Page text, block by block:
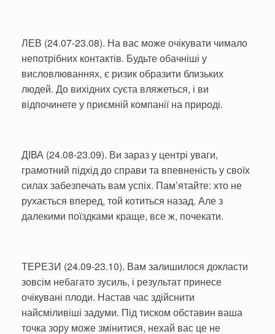
ЛЕВ (24.07-23.08). На вас може очікувати чимало
непотрібних контактів. Будьте обачніші у
висловлюваннях, є ризик образити близьких
людей. До вихідних суєта вляжеться, і ви
відпочинете у приємній компанії на природі.
ДІВА (24.08-23.09). Ви зараз у центрі уваги,
грамотний підхід до справи та впевненість у своїх
силах забезпечать вам успіх. Пам’ятайте: хто не
рухається вперед, той котиться назад. Але з
далекими поїздками краще, все ж, почекати.
ТЕРЕЗИ (24.09-23.10). Вам залишилося докласти
зовсім небагато зусиль, і результат принесе
очікувані плоди. Настав час здійснити
найсміливіші задуми. Під тиском обставин ваша
точка зору може змінитися, нехай вас це не